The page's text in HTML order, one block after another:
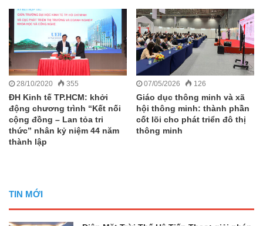
28/10/2020 355
ĐH Kinh tế TP.HCM: khởi
động chương trình “Kết nối
cộng đồng – Lan tỏa tri
thức” nhân kỷ niệm 44 năm
thành lập
07/05/2026 126
Giáo dục thông minh và xã
hội thông minh: thành phần
cốt lõi cho phát triển đô thị
thông minh
TIN MỚI